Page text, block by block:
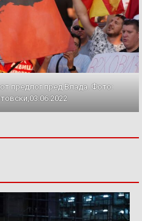
предлог пред Влада. Фото: